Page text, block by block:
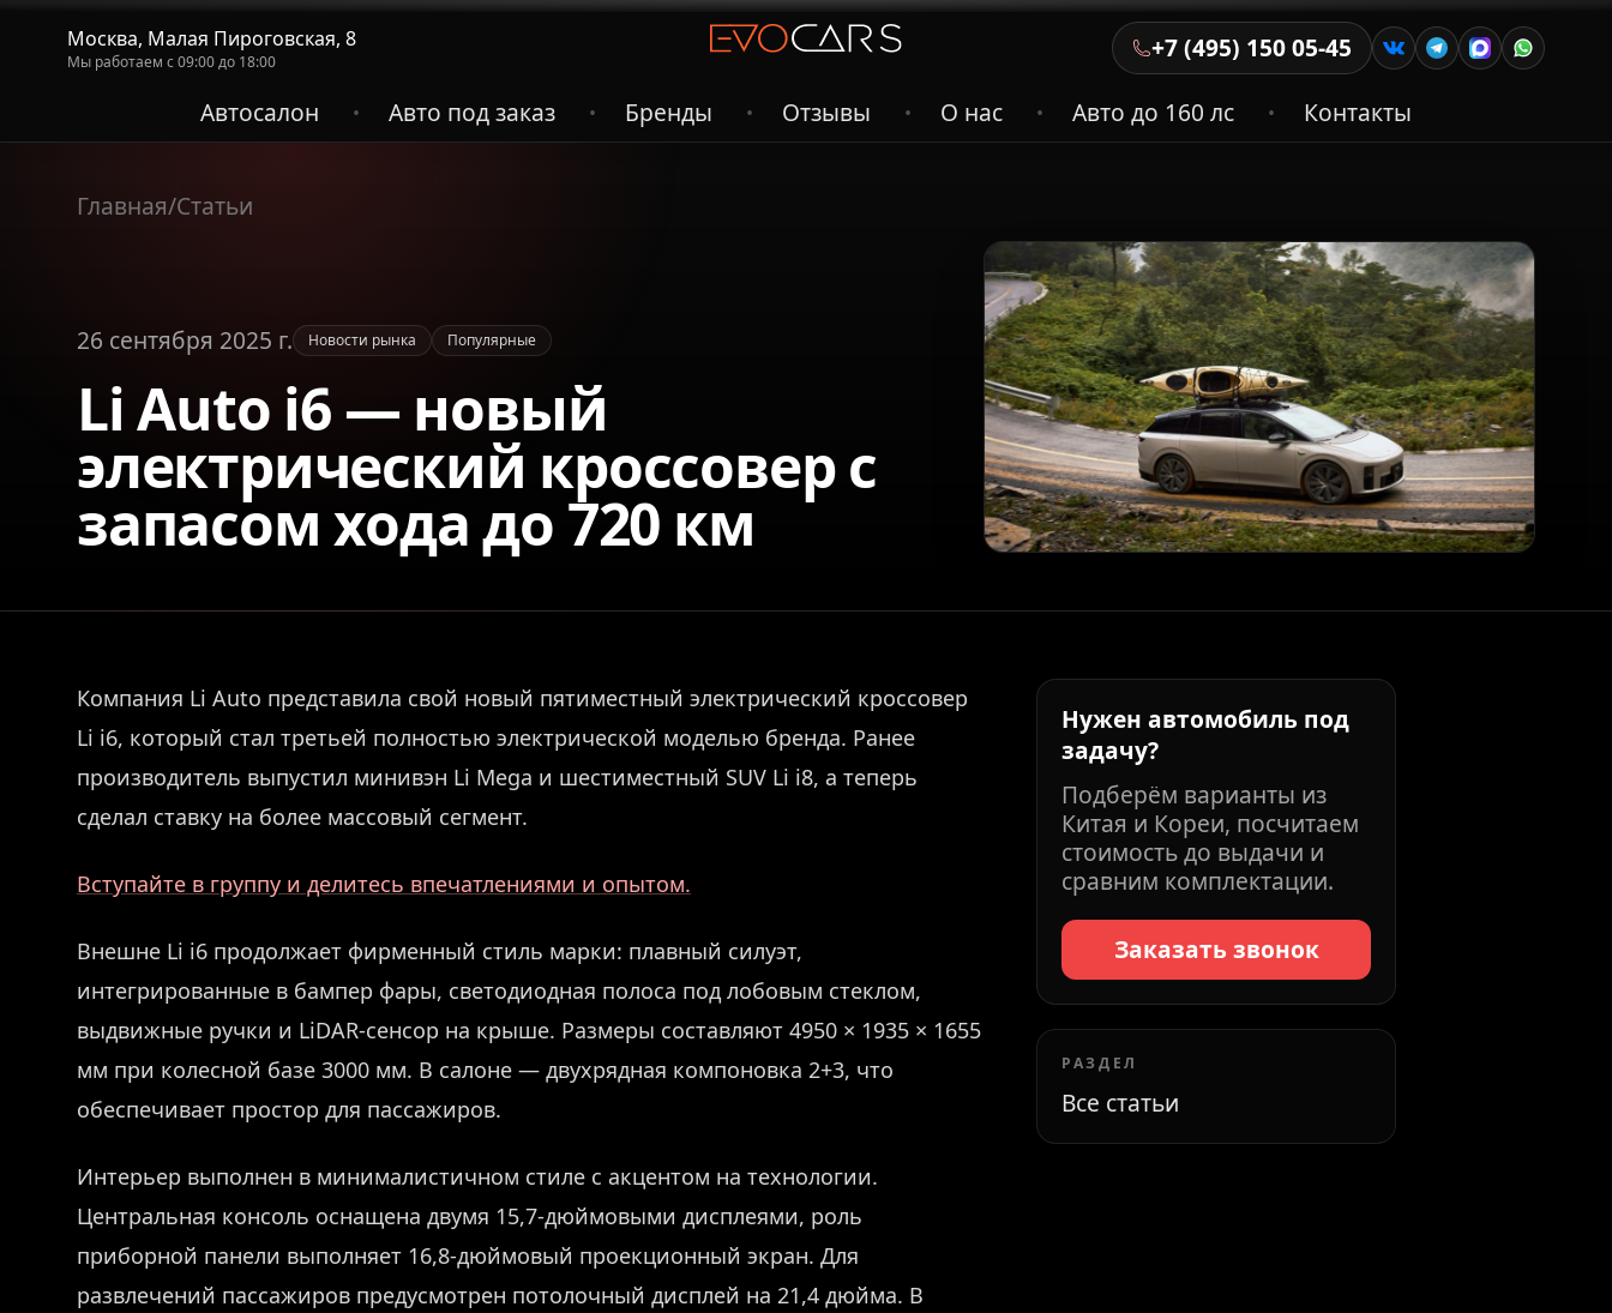
Москва, Малая Пироговская, 8
Мы работаем с 09:00 до 18:00
+7 (495) 150 05-45
Автосалон
• Авто под заказ • Бренды • Отзывы • О нас • Авто до 160 лс • Контакты
Главная/Статьи
26 сентября 2025 г. Новости рынка Популярные
Li Auto i6 — новый
электрический кроссовер с
запасом хода до 720 км
Компания Li Auto представила свой новый пятиместный электрический кроссовер
Li i6, который стал третьей полностью электрической моделью бренда. Ранее
производитель выпустил минивэн Li Mega и шестиместный SUV Li i8, а теперь
сделал ставку на более массовый сегмент.
Вступайте в группу и делитесь впечатлениями и опытом.
Внешне Li i6 продолжает фирменный стиль марки: плавный силуэт,
интегрированные в бампер фары, светодиодная полоса под лобовым стеклом,
выдвижные ручки и LiDAR-сенсор на крыше. Размеры составляют 4950 × 1935 × 1655
мм при колесной базе 3000 мм. В салоне — двухрядная компоновка 2+3, что
обеспечивает простор для пассажиров.
Интерьер выполнен в минималистичном стиле с акцентом на технологии.
Центральная консоль оснащена двумя 15,7-дюймовыми дисплеями, роль
приборной панели выполняет 16,8-дюймовый проекционный экран. Для
развлечений пассажиров предусмотрен потолочный дисплей на 21,4 дюйма. В
Нужен автомобиль под
задачу?
Подберём варианты из
Китая и Кореи, посчитаем
стоимость до выдачи и
сравним комплектации.
Заказать звонок
РАЗДЕЛ
Все статьи